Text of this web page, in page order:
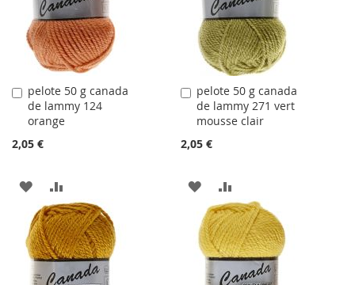
D'ACHATS
D'ACHATS
pelote 50 g canada
de lammy 124
orange
2,05 €
Ajouter
au
panier
AJOUTER
À
LA
LISTE
AU
COMPARATEUR
pelote 50 g canada
de lammy 271 vert
mousse clair
2,05 €
Ajouter
au
panier
AJOUTER
À
LA
LISTE
AU
COMPARATEUR